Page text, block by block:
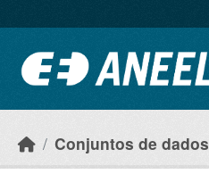
Conjuntos de dados